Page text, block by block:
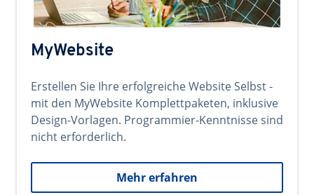
MyWebsite
Erstellen Sie Ihre erfolgreiche Website Selbst -
mit den MyWebsite Komplettpaketen, inklusive
Design-Vorlagen. Programmier-Kenntnisse sind
nicht erforderlich.
Mehr erfahren